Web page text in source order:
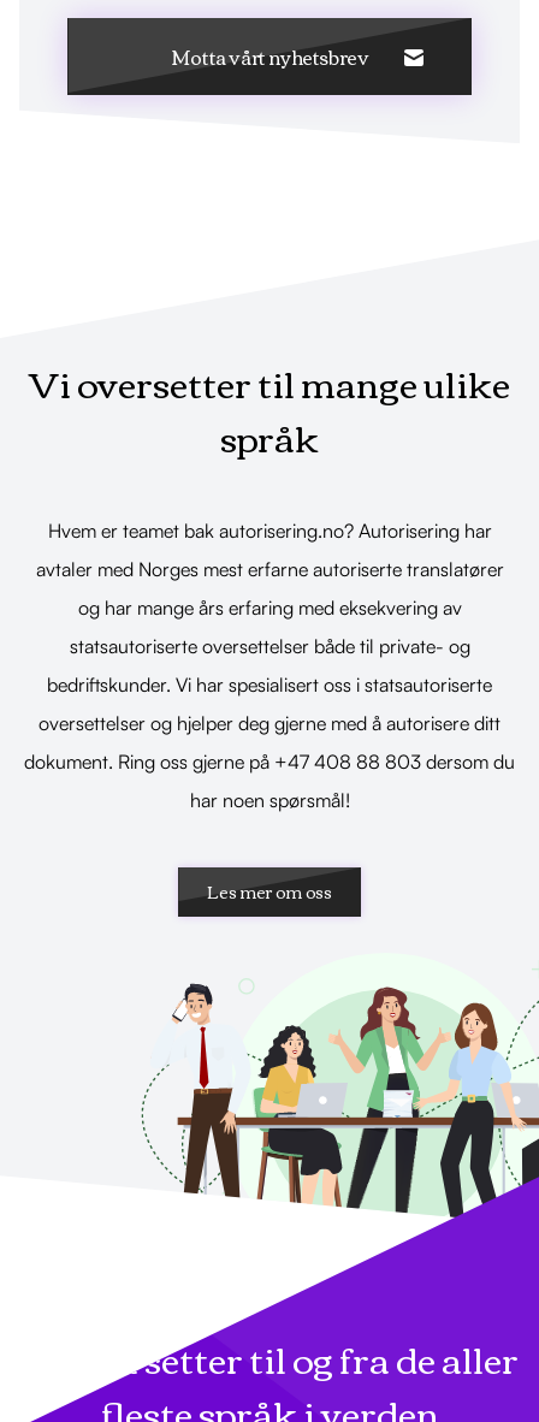
Motta vårt nyhetsbrev
Vi oversetter til mange ulike
språk
Hvem er teamet bak autorisering.no? Autorisering har
avtaler med Norges mest erfarne autoriserte translatører
og har mange års erfaring med eksekvering av
statsautoriserte oversettelser både til private- og
bedriftskunder. Vi har spesialisert oss i statsautoriserte
oversettelser og hjelper deg gjerne med å autorisere ditt
dokument. Ring oss gjerne på +47 408 88 803 dersom du
har noen spørsmål!
Les mer om oss
Vi oversetter til og fra de aller